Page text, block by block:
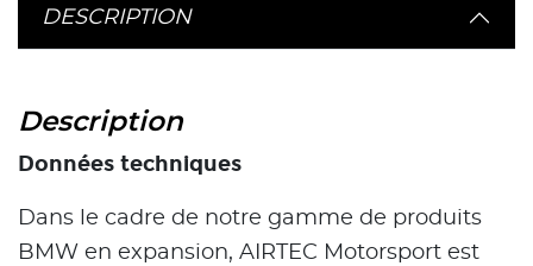
DESCRIPTION
Description
Données techniques
Dans le cadre de notre gamme de produits
BMW en expansion, AIRTEC Motorsport est